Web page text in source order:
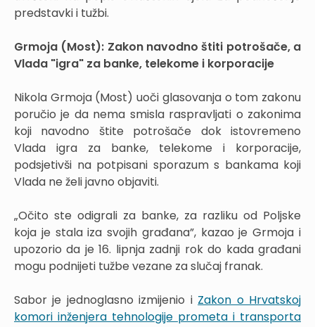
predstavki i tužbi.
Grmoja (Most): Zakon navodno štiti potrošače, a
Vlada "igra" za banke, telekome i korporacije
Nikola Grmoja (Most) uoči glasovanja o tom zakonu
poručio je da nema smisla raspravljati o zakonima
koji navodno štite potrošače dok istovremeno
Vlada igra za banke, telekome i korporacije,
podsjetivši na potpisani sporazum s bankama koji
Vlada ne želi javno objaviti.
„Očito ste odigrali za banke, za razliku od Poljske
koja je stala iza svojih građana”, kazao je Grmoja i
upozorio da je 16. lipnja zadnji rok do kada građani
mogu podnijeti tužbe vezane za slučaj franak.
Sabor je jednoglasno izmijenio i Zakon o Hrvatskoj
komori inženjera tehnologije prometa i transporta